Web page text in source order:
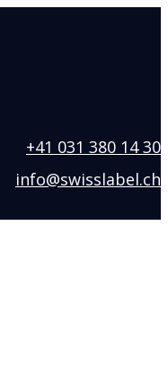
+41 031 380 14 30
info@swisslabel.ch